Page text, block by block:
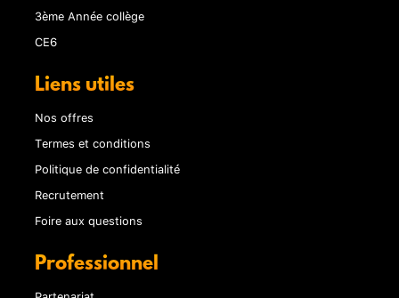
3ème Année collège
CE6
Liens utiles
Nos offres
Termes et conditions
Politique de confidentialité
Recrutement
Foire aux questions
Professionnel